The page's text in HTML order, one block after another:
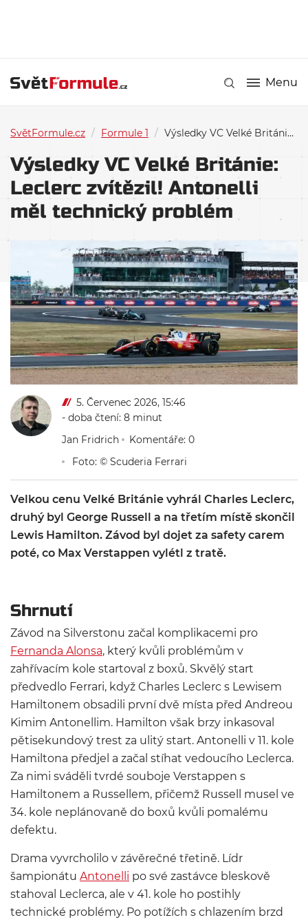
Menu
SvětFormule.cz / Formule 1 / Výsledky VC Velké Británie: Leclerc zvítězil! Antonelli měl technický problém
Výsledky VC Velké Británie:
Leclerc zvítězil! Antonelli
měl technický problém
5. Červenec 2026, 15:46
- doba čtení: 8 minut
Jan Fridrich
Komentáře: 0
Foto: © Scuderia Ferrari
Velkou cenu Velké Británie vyhrál Charles Leclerc,
druhý byl George Russell a na třetím místě skončil
Lewis Hamilton. Závod byl dojet za safety carem
poté, co Max Verstappen vylétl z tratě.
Shrnutí
Závod na Silverstonu začal komplikacemi pro
Fernanda Alonsa, který kvůli problémům v
zahřívacím kole startoval z boxů. Skvělý start
předvedlo Ferrari, když Charles Leclerc s Lewisem
Hamiltonem obsadili první dvě místa před Andreou
Kimim Antonellim. Hamilton však brzy inkasoval
pětisekundový trest za ulitý start. Antonelli v 11. kole
Hamiltona předjel a začal stíhat vedoucího Leclerca.
Za nimi sváděli tvrdé souboje Verstappen s
Hamiltonem a Russellem, přičemž Russell musel ve
34. kole neplánovaně do boxů kvůli pomalému
defektu.
Drama vyvrcholilo v závěrečné třetině. Lídr
šampionátu Antonelli po své zastávce bleskově
stahoval Leclerca, ale v 41. kole ho postihly
technické problémy. Po potížích s chlazením brzd